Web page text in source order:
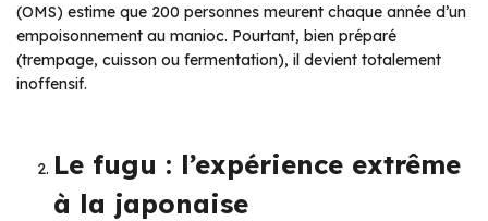
(OMS) estime que 200 personnes meurent chaque année d’un
empoisonnement au manioc. Pourtant, bien préparé
(trempage, cuisson ou fermentation), il devient totalement
inoffensif.
Le fugu : l’expérience extrême
à la japonaise